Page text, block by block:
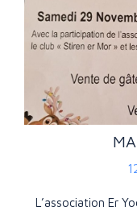
L’association Er